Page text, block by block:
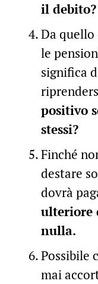
il debito?
Da quello
le
significa
positivo
stessi?
Finché
destare
dovrà
ulteriore
nulla.
Possibile
mai